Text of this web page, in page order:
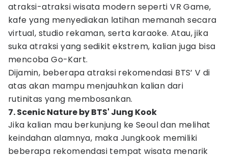
atraksi-atraksi wisata modern seperti VR Game,
kafe yang menyediakan latihan memanah secara
virtual, studio rekaman, serta karaoke. Atau, jika
suka atraksi yang sedikit ekstrem, kalian juga bisa
mencoba Go-Kart.
Dijamin, beberapa atraksi rekomendasi BTS’ V di
atas akan mampu menjauhkan kalian dari
rutinitas yang membosankan.
7. Scenic Nature by BTS' Jung Kook
Jika kalian mau berkunjung ke Seoul dan melihat
keindahan alamnya, maka Jungkook memiliki
beberapa rekomendasi tempat wisata menarik